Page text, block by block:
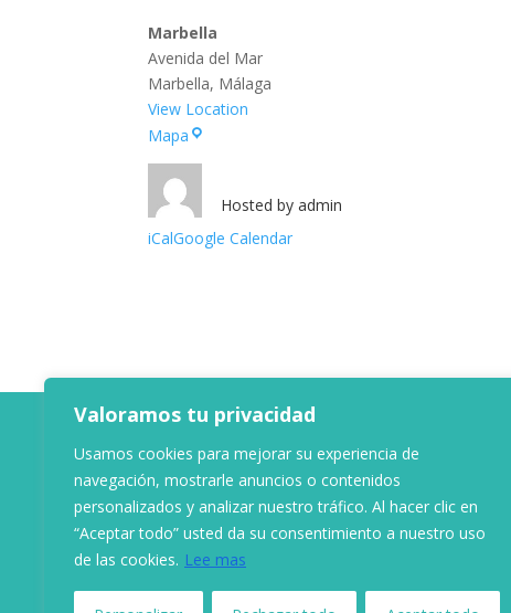
Valoramos tu privacidad
Usamos cookies para mejorar su experiencia de
navegación, mostrarle anuncios o contenidos
personalizados y analizar nuestro tráfico. Al hacer clic en
“Aceptar todo” usted da su consentimiento a nuestro uso
de las cookies. Lee mas
Marbella
Avenida del Mar
Marbella, Málaga
View Location
Mapa Marbella
Hosted by admin
iCalGoogle Calendar